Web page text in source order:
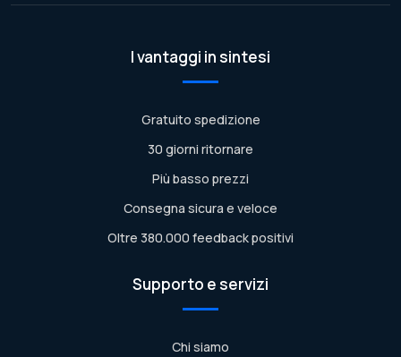
I vantaggi in sintesi
Gratuito spedizione
30 giorni ritornare
Più basso prezzi
Consegna sicura e veloce
Oltre 380.000 feedback positivi
Supporto e servizi
Chi siamo